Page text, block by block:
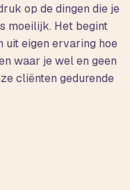
op de dingen die je
moeilijk. Het begint
uit eigen ervaring hoe
waar je wel en geen
cliënten gedurende